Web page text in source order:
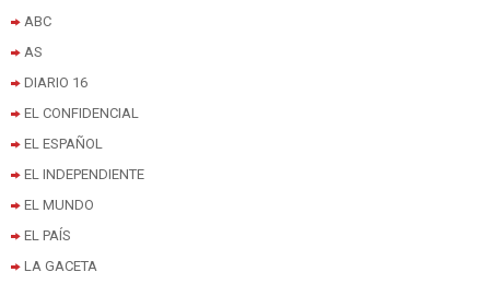
ABC
AS
DIARIO 16
EL CONFIDENCIAL
EL ESPAÑOL
EL INDEPENDIENTE
EL MUNDO
EL PAÍS
LA GACETA